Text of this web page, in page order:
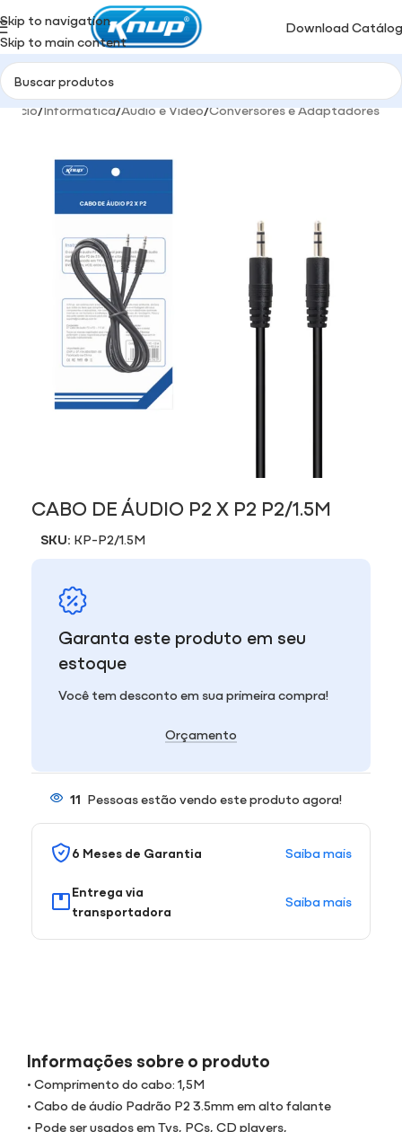
Skip to navigation
Skip to main content
Download
Início/Informática/Audio e Video/Conversores e Adaptadores
CABO DE ÁUDIO P2 X P2 P2/1.5M
SKU: KP-P2/1.5M
Garanta este produto em seu
estoque
Você tem desconto em sua primeira compra!
Orçamento
11 Pessoas estão vendo este produto agora!
6 Meses de Garantia Saiba mais
Entrega via
transportadora
Saiba mais
Informações sobre o produto
• Comprimento do cabo: 1,5M
• Cabo de áudio Padrão P2 3.5mm em alto falante
• Pode ser usados em Tvs, PCs, CD players,